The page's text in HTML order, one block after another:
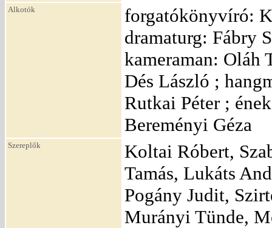
Alkotók
forgatókönyvíró:
dramaturg: Fábry
kameraman: Oláh
Dés László ;
Rutkai Péter ;
Bereményi Géza
Szereplők
Koltai Róbert,
Tamás, Lukáts
Pogány Judit,
Murányi Tünde,